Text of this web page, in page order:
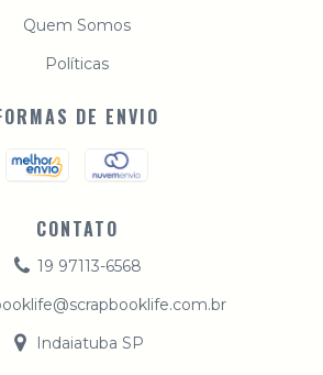
Quem Somos
Políticas
DE ENVIO
CONTATO
19 97113-6568
Indaiatuba SP